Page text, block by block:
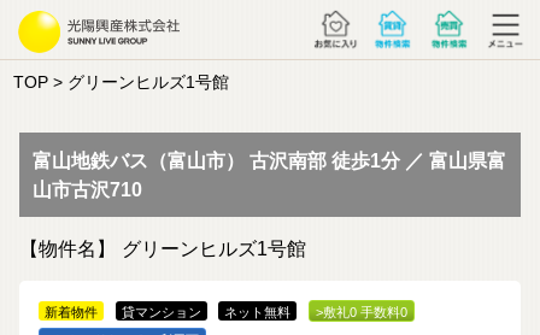
TOP> グリーンヒルズ1号館
富山地鉄バス（富山市） 古沢南部 徒歩1分 ／ 富山県富
山市古沢710
【物件名】 グリーンヒルズ1号館
新着物件 貸マンション ネット無料
>敷礼0 手数料0